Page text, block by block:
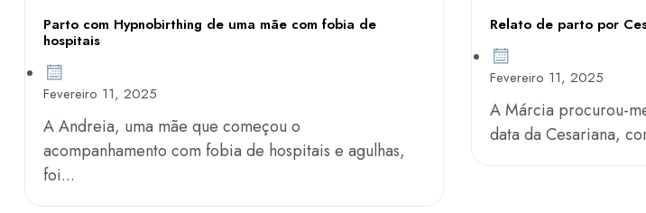
Parto com Hypnobirthing de uma mãe com fobia de
hospitais
Fevereiro 11, 2025
A Andreia, uma mãe que começou o
acompanhamento com fobia de hospitais e agulhas,
foi...
Relato de parto por
Fevereiro 11, 2025
A Márcia procurou-
data da Cesariana,